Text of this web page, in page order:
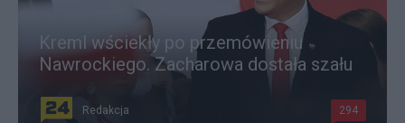
Kreml wściekły po przemówieniu
Nawrockiego. Zacharowa dostała szału
Redakcja 294